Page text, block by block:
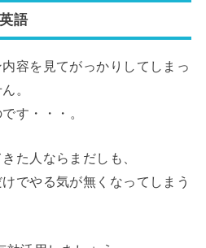
語
容を見てがっかりしてしまっ
。
す・・・。
た人ならまだしも、
でやる気が無くなってしまう